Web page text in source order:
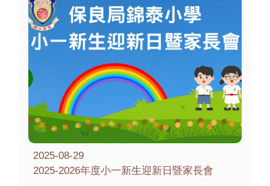
2025-08-29
2025-2026年度小一新生迎新日暨家長會